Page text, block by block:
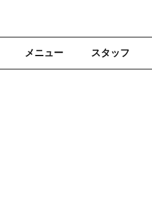
メニュー スタッフ